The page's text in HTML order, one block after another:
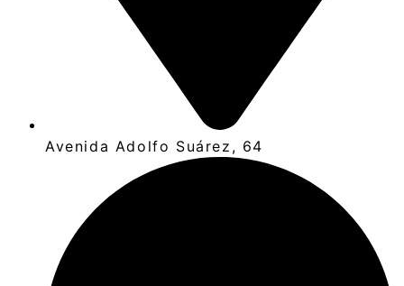
Avenida Adolfo Suárez, 64